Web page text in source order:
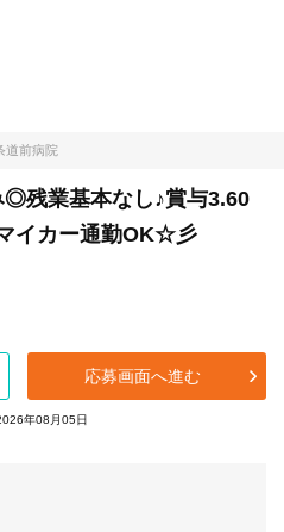
道前病院
◎残業基本なし♪賞与3.60
イカー通勤OK☆彡
応募画面へ進む
年08月05日